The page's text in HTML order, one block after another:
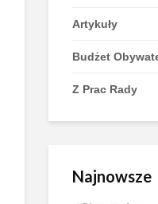
Artykuły
Budżet
Z Prac Rady
Najnowsze